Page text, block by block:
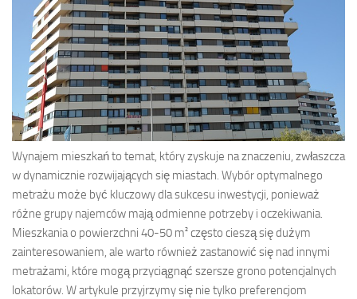
Wynajem mieszkań to temat, który zyskuje na znaczeniu, zwłaszcza
w dynamicznie rozwijających się miastach. Wybór optymalnego
metrażu może być kluczowy dla sukcesu inwestycji, ponieważ
różne grupy najemców mają odmienne potrzeby i oczekiwania.
Mieszkania o powierzchni 40-50 m² często cieszą się dużym
zainteresowaniem, ale warto również zastanowić się nad innymi
metrażami, które mogą przyciągnąć szersze grono potencjalnych
lokatorów. W artykule przyjrzymy się nie tylko preferencjom